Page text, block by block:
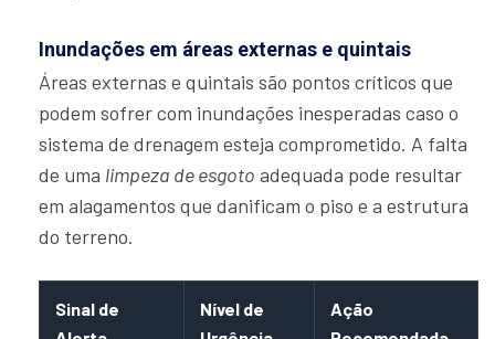
Inundações em áreas externas e quintais
Áreas externas e quintais são pontos críticos que
podem sofrer com inundações inesperadas caso o
sistema de drenagem esteja comprometido. A falta
de uma limpeza de esgoto adequada pode resultar
em alagamentos que danificam o piso e a estrutura
do terreno.
Sinal de
Nível de
Ação